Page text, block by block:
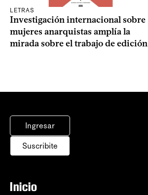
LETRAS
Investigación internacional sobre
mujeres anarquistas amplía la
mirada sobre el trabajo de edición
Ingresar
Suscribite
Inicio